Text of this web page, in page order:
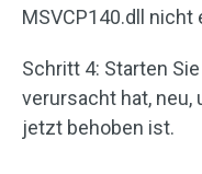
MSVCP140.dll
Schritt 4: Starten
verursacht hat, neu,
jetzt behoben ist.